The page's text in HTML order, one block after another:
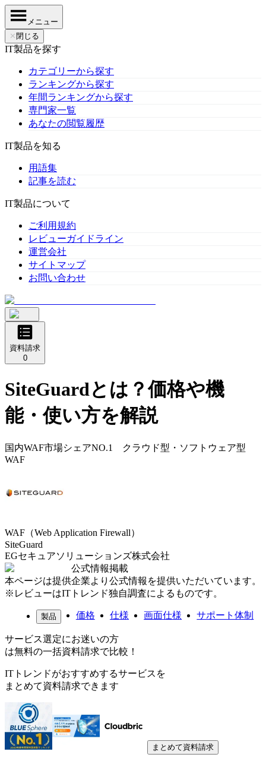
メニュー
✕ 閉じる
IT製品を探す
カテゴリーから探す
ランキングから探す
年間ランキングから探す
専門家一覧
あなたの閲覧履歴
IT製品を知る
用語集
記事を読む
IT製品について
ご利用規約
レビューガイドライン
運営会社
サイトマップ
お問い合わせ
資料請求
0
SiteGuardとは？価格や機
能・使い方を解説
国内WAF市場シェアNO.1 クラウド型・ソフトウェア型
WAF
WAF（Web Application Firewall）
SiteGuard
EGセキュアソリューションズ株式会社
公式情報掲載
本ページは提供企業より公式情報を提供いただいています。
※レビューはITトレンド独自調査によるものです。
製品 価格 仕様 画面仕様 サポート体制
サービス選定にお迷いの方
は無料の一括資料請求で比較！
ITトレンドがおすすめするサービスを
まとめて資料請求できます
まとめて資料請求